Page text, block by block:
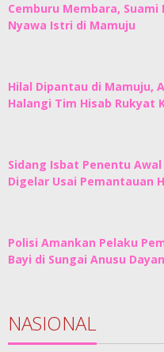
Cemburu Membara, Suami
Nyawa Istri di Mamuju
Hilal Dipantau di Mamuju,
Halangi Tim Hisab Rukyat
Sidang Isbat Penentu Awal
Digelar Usai Pemantauan
Polisi Amankan Pelaku
Bayi di Sungai Anusu
NASIONAL